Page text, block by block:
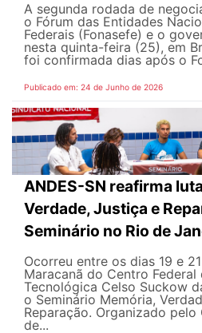
A segunda rodada de
o Fórum das Entidades
Federais (Fonasefe) e o
nesta quinta-feira (25), em
foi confirmada dias após o
Publicado em: 24 de Junho de 2026
ANDES-SN reafirma
Verdade, Justiça e
Seminário no Rio de
Ocorreu entre os dias 19 e
Maracanã do Centro Federal
Tecnológica Celso Suckow
o Seminário Memória,
Reparação. Organizado pelo
de...